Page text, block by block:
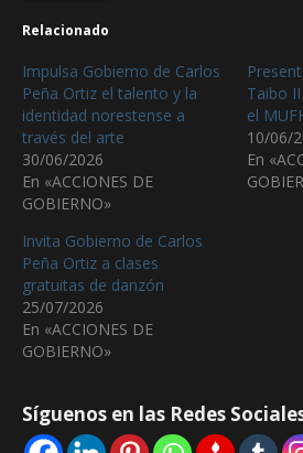
Relacionado
Impulsa Gobierno de Carlos
Peña Ortiz el talento y la
identidad norestense a
través del arte
30/06/2026
En «ACCIONES DE
GOBIERNO»
Taibo
el
10/06/
En
Invita Gobierno de Carlos
Peña Ortiz a clases
gratuitas de danzón
25/07/2026
En «ACCIONES DE
GOBIERNO»
Síguenos en las Redes